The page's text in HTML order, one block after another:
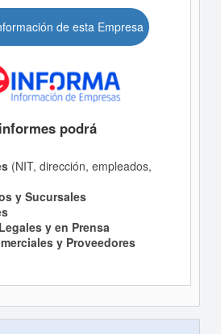
de esta Empresa
podrá
(NIT, dirección, empleados,
y Sucursales
y en Prensa
y Proveedores